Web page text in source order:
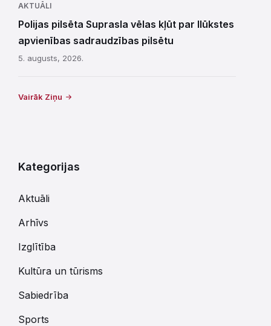
AKTUĀLI
Polijas pilsēta Suprasla vēlas kļūt par Ilūkstes
apvienības sadraudzības pilsētu
5. augusts, 2026.
Vairāk Ziņu
Kategorijas
Aktuāli
Arhīvs
Izglītība
Kultūra un tūrisms
Sabiedrība
Sports